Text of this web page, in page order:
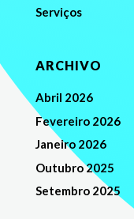
Serviços
ARCHIVO
Abril 2026
Fevereiro 2026
Janeiro 2026
Outubro 2025
Setembro 2025